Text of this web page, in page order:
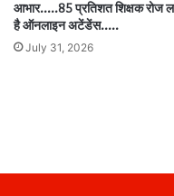
आभार…..85 प्रतिशत शिक्षक रोज
है ऑनलाइन अटेंडेंस…..
July 31, 2026